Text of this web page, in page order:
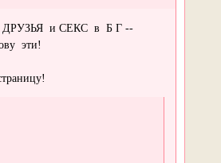
и СЕКС в Б Г --
эти!